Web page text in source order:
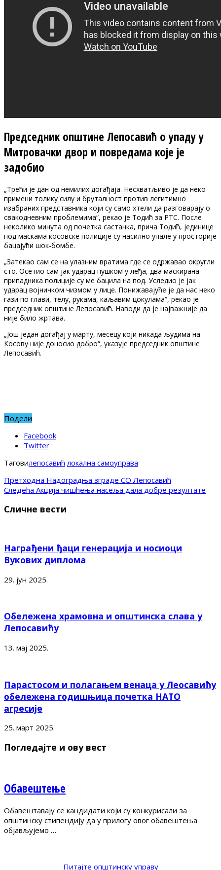
Председник општине Лепосавић о упаду у
Митровачки двор и повредама које је
задобио
„Трећи је дан од немилих догађаја. Несхватљиво је да неко
примени толику силу и бруталност против легитимно
изабраних представника који су само хтели да разговарају о
свакодневним проблемима“, рекао је Тодић за РТС. После
неколико минута од почетка састанка, прича Тодић, јединице
под маскама косовске полиције су насилно упале у просторије
бацајући шок-бомбе.
„Затекао сам се на улазним вратима где се одржавао округли
сто. Осетио сам јак ударац пушком у леђа, два маскирана
припадника полиције су ме бацила на под. Уследио је јак
ударац војничком чизмом у лице. Понижавајуће је да нас неко
гази по глави, телу, рукама, каљавим цокулама“, рекао је
председник општине Лепосавић. Наводи да је најважније да
није било жртава.
„Још један догађај у марту, месецу који никада људима на
Косову није доносио добро“, указује председник општине
Лепосавић.
Подели
Facebook
Twitter
Таговилепосавић локална самоуправа
Претходна Надоградња зграде СО Лепосавић
Следећа Акција чишћења насеља дала добре резултате
Сличне вести
Награђени ђаци генерација и носиоци
Вукових диплома
29. јун 2025.
Обележена храмовна и општинска слава у
Лепосавићу
13. мај 2025.
Парастосом и полагањем венаца у Леосавићу
обележена годишњица почетка НАТО
агресије
25. март 2025.
Погледајте и ову вест
Обавештење
Обавештавају се кандидати који су конкурисали за
општинску стипендију да у прилогу овог обавештења
објављујемо …
Питајте општинску управу